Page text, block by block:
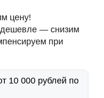
цену!
дешевле — снизим
при
10 000 рублей по